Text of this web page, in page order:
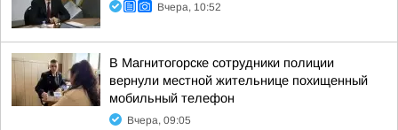
Вчера, 10:52
В Магнитогорске сотрудники полиции
вернули местной жительнице похищенный
мобильный телефон
Вчера, 09:05